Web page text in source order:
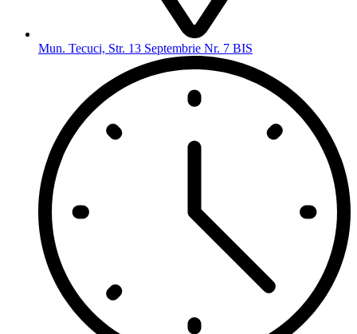
Mun. Tecuci, Str. 13 Septembrie Nr. 7 BIS